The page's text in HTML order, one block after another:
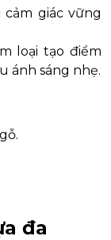
cảm giác vững
loại tạo điểm
ánh sáng nhẹ.
đa